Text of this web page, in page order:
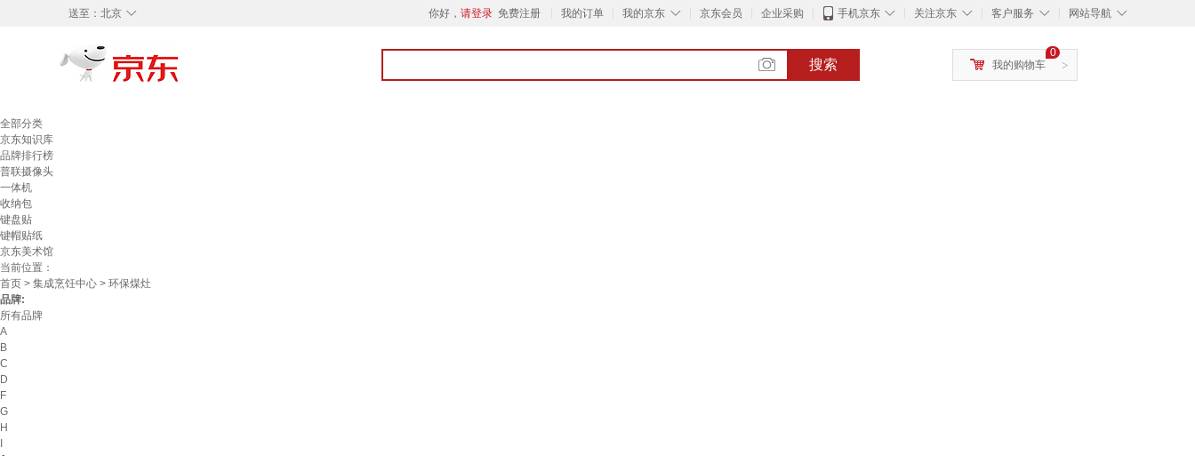
◇
送至： 北京 你好， 请登录 免费注册 我的订单 ◇
我的京东 京东会员 企业采购 ◇
手机京东 ◇
关注京东 ◇
客户服务 ◇
网站导航
搜索 >
0
我的购物车
全部分类
京东知识库
品牌排行榜
普联摄像头
一体机
收纳包
键盘贴
键帽贴纸
京东美术馆
当前位置：
首页 > 集成烹饪中心 > 环保煤灶
品牌:
所有品牌
A
B
C
D
F
G
H